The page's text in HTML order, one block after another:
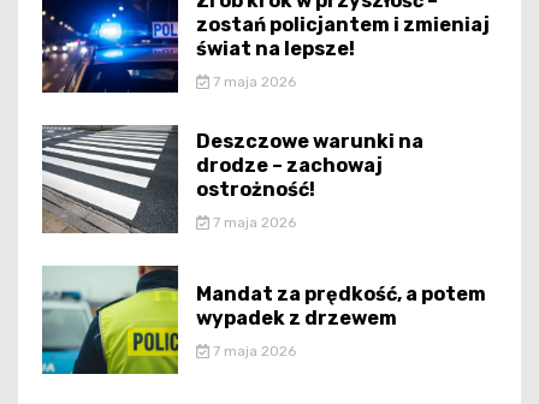
zostań policjantem i zmieniaj
świat na lepsze!
7 maja 2026
Deszczowe warunki na
drodze – zachowaj
ostrożność!
7 maja 2026
Mandat za prędkość, a potem
wypadek z drzewem
7 maja 2026